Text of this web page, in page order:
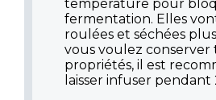
température pour
fermentation. Elles
roulées et séchées
vous voulez conserver
propriétés, il est
laisser infuser pendant